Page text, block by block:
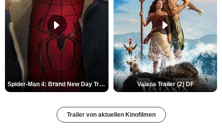
Spider-Man 4: Brand New Day Trailer (3) DF Vaiana Trailer (2) DF
Trailer von aktuellen Kinofilmen